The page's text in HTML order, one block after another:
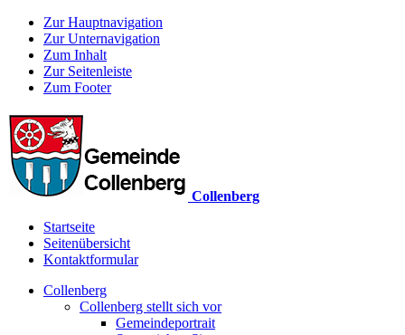
Zur Hauptnavigation
Zur Unternavigation
Zum Inhalt
Zur Seitenleiste
Zum Footer
Collenberg
Startseite
Seitenübersicht
Kontaktformular
Collenberg
Collenberg stellt sich vor
Gemeindeportrait